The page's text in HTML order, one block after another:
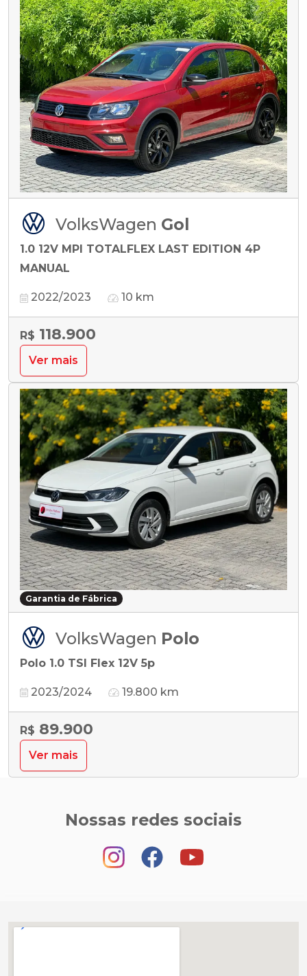
VolksWagen Gol
1.0 12V MPI TOTALFLEX LAST EDITION 4P
MANUAL
2022/2023 10 km
R$ 118.900
Ver mais
Garantia de Fábrica
VolksWagen Polo
Polo 1.0 TSI Flex 12V 5p
2023/2024 19.800 km
R$ 89.900
Ver mais
Nossas redes sociais